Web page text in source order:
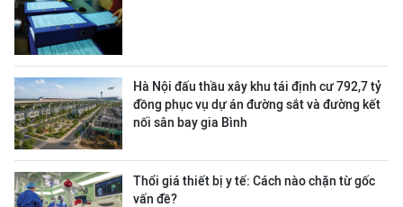
Hà Nội đấu thầu xây khu tái định cư 792,7 tỷ
đồng phục vụ dự án đường sắt và đường kết
nối sân bay gia Bình
Thổi giá thiết bị y tế: Cách nào chặn từ gốc
vấn đề?